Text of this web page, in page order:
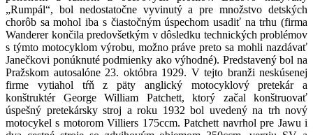
„Rumpál“, bol nedostatočne vyvinutý a pre množstvo detských
chorôb sa mohol iba s čiastočným úspechom usadiť na trhu (firma
Wanderer končila predovšetkým v dôsledku technických problémov
s týmto motocyklom výrobu, možno práve preto sa mohli nazdávať
Janečkovi ponúknuté podmienky ako výhodné). Predstavený bol na
Pražskom autosalóne 23. októbra 1929. V tejto branži neskúsenej
firme vytiahol tŕň z päty anglický motocyklový pretekár a
konštruktér George William Patchett, ktorý začal konštruovať
úspešný pretekársky stroj a roku 1932 bol uvedený na trh nový
motocykel s motorom Villiers 175ccm. Patchett navrhol pre Jawu i